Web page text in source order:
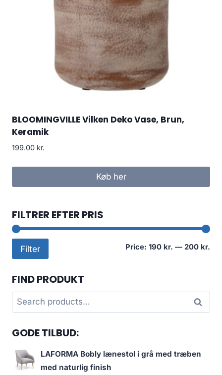
BLOOMINGVILLE Vilken Deko Vase, Brun,
Keramik
199.00 kr.
Køb her
FILTRER EFTER PRIS
Filter Price: 190 kr. — 200 kr.
FIND PRODUKT
Search
for:
Search
GODE TILBUD:
LAFORMA Bobly lænestol i grå med træben
med naturlig finish